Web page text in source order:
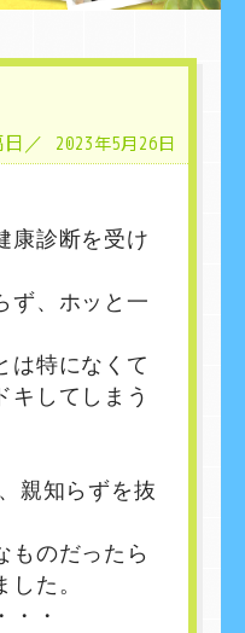
／ 2023年5月26日
康診断を受け
ず、ホッと一
は特になくて
キしてしまう
親知らずを抜
ものだったら
た。
・・